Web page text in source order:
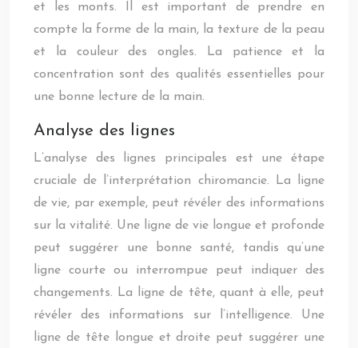
et les monts. Il est important de prendre en
compte la forme de la main, la texture de la peau
et la couleur des ongles. La patience et la
concentration sont des qualités essentielles pour
une bonne lecture de la main.
Analyse des lignes
L’analyse des lignes principales est une étape
cruciale de l’interprétation chiromancie. La ligne
de vie, par exemple, peut révéler des informations
sur la vitalité. Une ligne de vie longue et profonde
peut suggérer une bonne santé, tandis qu’une
ligne courte ou interrompue peut indiquer des
changements. La ligne de tête, quant à elle, peut
révéler des informations sur l’intelligence. Une
ligne de tête longue et droite peut suggérer une